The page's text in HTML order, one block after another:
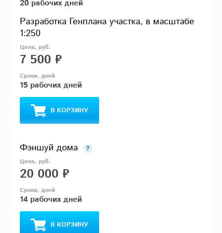
20 рабочих дней
Разработка Генплана участка, в масштабе
1:250
7 500 ₽
15 рабочих дней
В КОРЗИНУ
Фэншуй дома
20 000 ₽
14 рабочих дней
В КОРЗИНУ